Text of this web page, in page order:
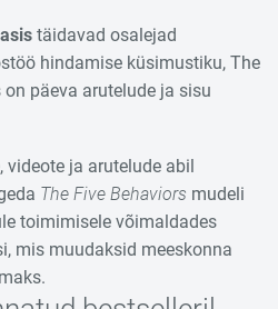
täidavad osalejad
hindamise küsimustiku, The
päeva arutelude ja sisu
videote ja arutelude abil
The Five Behaviors mudeli
toimimisele võimaldades
mis muudaksid meeskonna